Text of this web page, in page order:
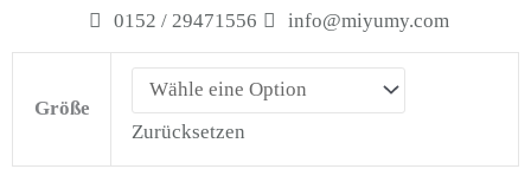
0152 / 29471556 info@miyumy.com
Größe
Zurücksetzen
Rehkitz